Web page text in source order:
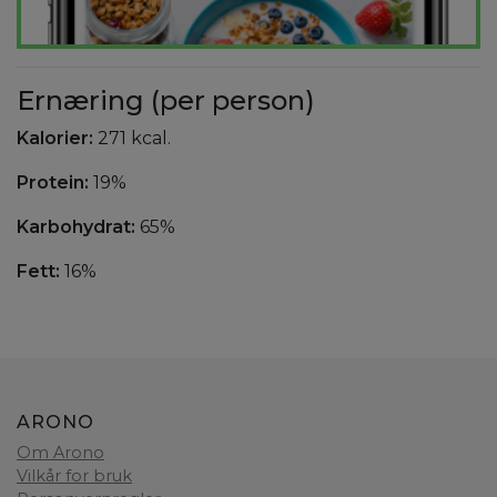
Ernæring (per person)
Kalorier: 271 kcal.
Protein: 19%
Karbohydrat: 65%
Fett: 16%
ARONO
Om Arono
Vilkår for bruk